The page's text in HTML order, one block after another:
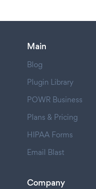
Main
Blog
Plugin Library
POWR Business
Plans & Pricing
HIPAA Forms
Email Blast
Company